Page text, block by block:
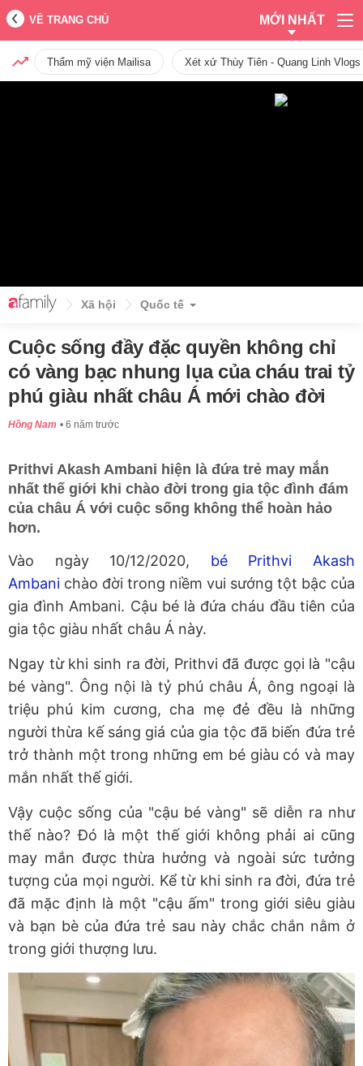
VỀ TRANG CHỦ MỚI NHẤT
Thẩm mỹ viện Mailisa Xét xử Thùy Tiên - Quang Linh
Xã hội Quốc tế
Cuộc sống đầy đặc quyền không chỉ
có vàng bạc nhung lụa của cháu trai tỷ
phú giàu nhất châu Á mới chào đời
Hồng Nam 6 năm trước
Prithvi Akash Ambani hiện là đứa trẻ may mắn
nhất thế giới khi chào đời trong gia tộc đình đám
của châu Á với cuộc sống không thể hoàn hảo
hơn.
Vào ngày 10/12/2020, bé Prithvi Akash
Ambani chào đời trong niềm vui sướng tột bậc của
gia đình Ambani. Cậu bé là đứa cháu đầu tiên của
gia tộc giàu nhất châu Á này.
Ngay từ khi sinh ra đời, Prithvi đã được gọi là "cậu
bé vàng". Ông nội là tỷ phú châu Á, ông ngoại là
triệu phú kim cương, cha mẹ đẻ đều là những
người thừa kế sáng giá của gia tộc đã biến đứa trẻ
trở thành một trong những em bé giàu có và may
mắn nhất thế giới.
Vậy cuộc sống của "cậu bé vàng" sẽ diễn ra như
thế nào? Đó là một thế giới không phải ai cũng
may mắn được thừa hưởng và ngoài sức tưởng
tượng của mọi người. Kể từ khi sinh ra đời, đứa trẻ
đã mặc định là một "cậu ấm" trong giới siêu giàu
và bạn bè của đứa trẻ sau này chắc chắn nằm ở
trong giới thượng lưu.